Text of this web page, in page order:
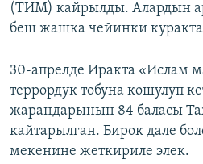
(ТИМ) кайрылды. Алардын
беш жашка чейинки
30-апрелде Иракта «Ислам
террордук тобуна кошулуп
жарандарынын 84 баласы
кайтарылган. Бирок дале
мекенине жеткириле элек.